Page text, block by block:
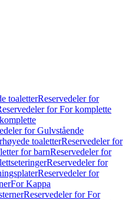
toaletterReservedeler for
for For komplette
for Gulvstående
toaletterReservedeler for
for barnReservedeler for
Reservedeler for
Reservedeler for
For Kappa
Reservedeler for For